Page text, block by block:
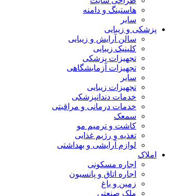
هاستینگ و دامنه
سایر
پزشکی و زیبایی
سالن آرایش و زیبایی
کلینیک زیبایی
تجهیزات پزشکی
تجهیزات آزمایشگاهی
سایر
تجهیزات زیبایی
خدمات دندانپزشکی
خدمات درمانی و مراقبتی
سمعک
کاشت و ترمیم مو
تغذیه و رژیم غذایی
لوازم آرایشی و بهداشتی
املاک
اجاره مسکونی
اجاره اتاق و پانسیون
زمین و باغ
ملک صنعتی